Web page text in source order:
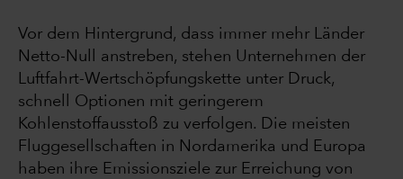
Vor dem Hintergrund, dass immer mehr Länder
Netto-Null anstreben, stehen Unternehmen der
Luftfahrt-Wertschöpfungskette unter Druck,
schnell Optionen mit geringerem
Kohlenstoffausstoß zu verfolgen. Die meisten
Fluggesellschaften in Nordamerika und Europa
haben ihre Emissionsziele zur Erreichung von